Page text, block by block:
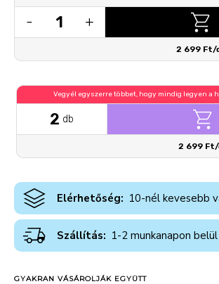
- 1 +
2 699 Ft/
Vegyél egyszerre többet, hogy mindig legyen a
2 db
2 699
Elérhetőség: 10-nél kevesebb
Szállítás: 1-2 munkanapon belül
GYAKRAN VÁSÁROLJÁK EGYÜTT